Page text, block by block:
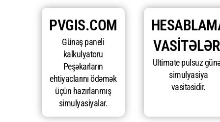
PVGIS.COM
Günəş paneli
kalkulyatoru
Peşəkarların
ehtiyaclarını ödəmək
üçün hazırlanmış
simulyasiyalar.
Ultimate pulsuz
simulyasiya
vasitəsidir.